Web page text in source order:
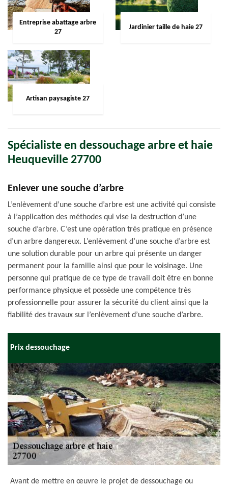
Entreprise abattage arbre
27
Jardinier taille de haie 27
Artisan paysagiste 27
Spécialiste en dessouchage arbre et haie
Heuqueville 27700
Enlever une souche d’arbre
L’enlèvement d’une souche d’arbre est une activité qui consiste
à l’application des méthodes qui vise la destruction d’une
souche d’arbre. C’est une opération très pratique en présence
d’un arbre dangereux. L’enlèvement d’une souche d’arbre est
une solution durable pour un arbre qui présente un danger
permanent pour la famille ainsi que pour le voisinage. Une
personne qui pratique de ce type de travail doit être en bonne
performance physique et possède une compétence très
professionnelle pour assurer la sécurité du client ainsi que la
fiabilité des travaux sur l’enlèvement d’une souche d’arbre.
Prix dessouchage
Avant de mettre en œuvre le projet de dessouchage ou